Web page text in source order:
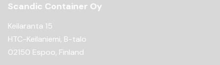
Scandic Container Oy
Keilaranta 15
HTC-Keilaniemi, B-talo
02150 Espoo, Finland